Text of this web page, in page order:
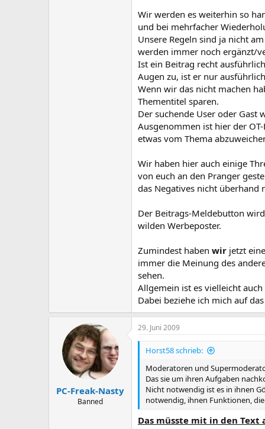
Wir werden es weiterhin so
und bei mehrfacher
Unsere Regeln sind ja nicht
werden immer noch ergänzt/
Ist ein Beitrag recht
Augen zu, ist er nur
Wenn wir das nicht machen
Thementitel sparen.
Der suchende User oder Gast
Ausgenommen ist hier der
etwas vom Thema
Wir haben hier auch einige
von euch an den Pranger
das Negatives nicht überhand
Der Beitrags-Meldebutton
wilden Werbeposter.
Zumindest haben wir jetzt
immer die Meinung des
sehen.
Allgemein ist es vielleicht
Dabei beziehe ich mich auf
PC-Freak-Nasty
Banned
29. Juni 2009
Horst58 schrieb:
Moderatoren und
Das sie um ihren Aufgaben
Nicht notwendig ist es in ihnen
notwendig, ihnen Funktionen,
Das müsste mit in den Text